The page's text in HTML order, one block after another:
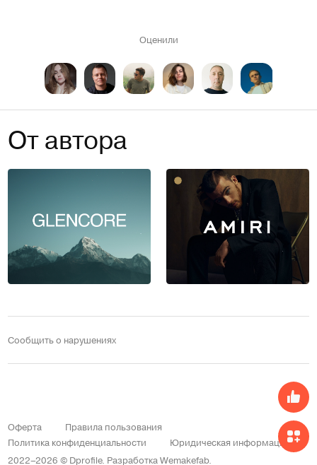
Оценили
От автора
Сообщить о нарушениях
2022–2026 © Dprofile. РазработкаWemakefab.
Оферта
Правила пользования
Политика конфиденциальности
Юридическая информация